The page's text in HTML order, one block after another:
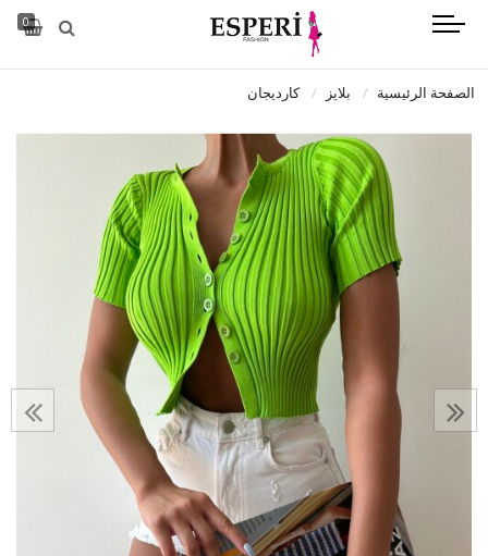
0
الصفحة الرئيسية بلايز كارديجان